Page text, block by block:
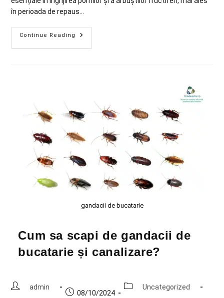
în perioada de repaus…
Continue Reading
gandacii de bucatarie
Cum sa scapi de gandacii de
bucatarie și canalizare?
admin
08/10/2024
Uncategorized